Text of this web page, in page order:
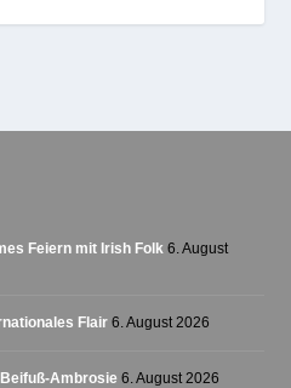
Feiern mit Irish Folk 6. August
Flair 6. August 2026
Ambrosie 6. August 2026